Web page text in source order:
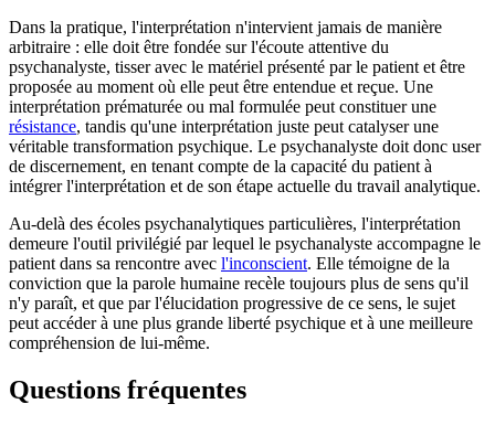
Dans la pratique, l'interprétation n'intervient jamais de manière
arbitraire : elle doit être fondée sur l'écoute attentive du
psychanalyste, tisser avec le matériel présenté par le patient et être
proposée au moment où elle peut être entendue et reçue. Une
interprétation prématurée ou mal formulée peut constituer une
résistance, tandis qu'une interprétation juste peut catalyser une
véritable transformation psychique. Le psychanalyste doit donc user
de discernement, en tenant compte de la capacité du patient à
intégrer l'interprétation et de son étape actuelle du travail analytique.
Au-delà des écoles psychanalytiques particulières, l'interprétation
demeure l'outil privilégié par lequel le psychanalyste accompagne le
patient dans sa rencontre avec l'inconscient. Elle témoigne de la
conviction que la parole humaine recèle toujours plus de sens qu'il
n'y paraît, et que par l'élucidation progressive de ce sens, le sujet
peut accéder à une plus grande liberté psychique et à une meilleure
compréhension de lui-même.
Questions fréquentes